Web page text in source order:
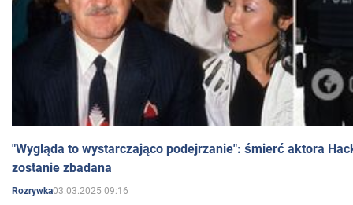
"Wygląda to wystarczająco podejrzanie": śmierć aktora
zostanie zbadana
Rozrywka03.03.2025 09:16